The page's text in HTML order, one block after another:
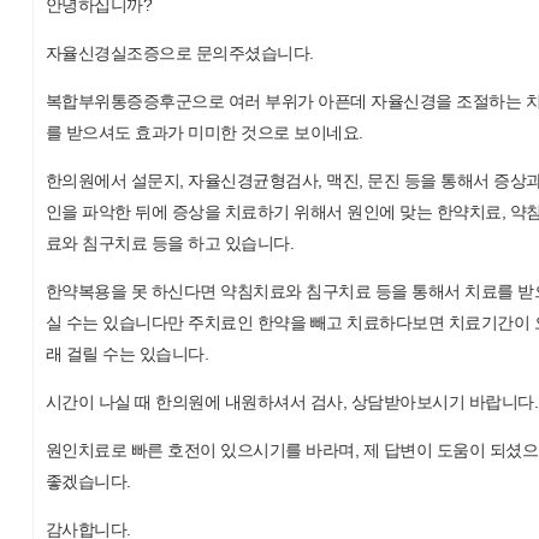
안녕하십니까?
자율신경실조증으로 문의주셨습니다.
복합부위통증증후군으로 여러 부위가 아픈데 자율신경을 조절하는
를 받으셔도 효과가 미미한 것으로 보이네요.
한의원에서 설문지, 자율신경균형검사, 맥진, 문진 등을 통해서 증상
인을 파악한 뒤에 증상을 치료하기 위해서 원인에 맞는 한약치료, 약
료와 침구치료 등을 하고 있습니다.
한약복용을 못 하신다면 약침치료와 침구치료 등을 통해서 치료를 받
실 수는 있습니다만 주치료인 한약을 빼고 치료하다보면 치료기간이
래 걸릴 수는 있습니다.
시간이 나실 때 한의원에 내원하셔서 검사, 상담받아보시기 바랍니다.
원인치료로 빠른 호전이 있으시기를 바라며, 제 답변이 도움이 되셨
좋겠습니다.
감사합니다.